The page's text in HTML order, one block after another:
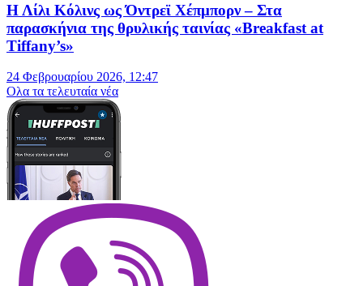
Η Λίλι Κόλινς ως Όντρεϊ Χέπμπορν – Στα
παρασκήνια της θρυλικής ταινίας «Breakfast at
Tiffany’s»
24 Φεβρουαρίου 2026, 12:47
Oλα τα τελευταία νέα